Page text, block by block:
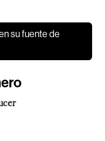
su fuente de